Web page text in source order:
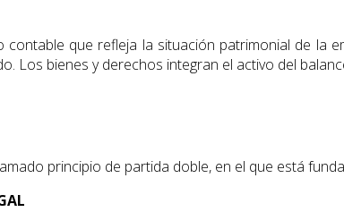
contable que refleja la situación patrimonial de la
Los bienes y derechos integran el activo del
principio de partida doble, en el que está